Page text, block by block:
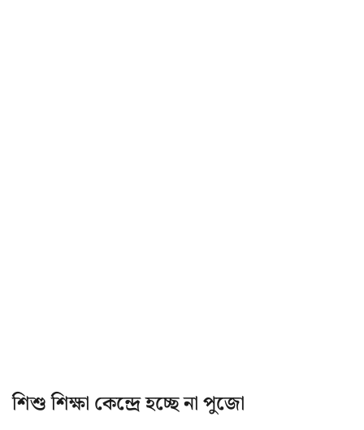
শিশু শিক্ষা কেন্দ্রে হচ্ছে না পুজো